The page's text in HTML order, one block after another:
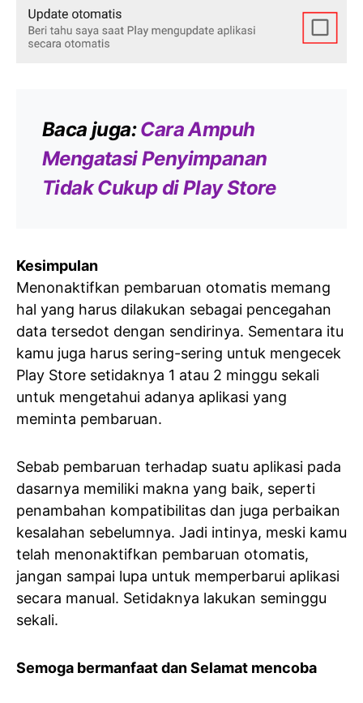
Baca juga:Cara Ampuh
Mengatasi Penyimpanan
Tidak Cukup di Play Store
Kesimpulan
Menonaktifkan pembaruan otomatis memang
hal yang harus dilakukan sebagai pencegahan
data tersedot dengan sendirinya. Sementara itu
kamu juga harus sering-sering untuk mengecek
Play Store setidaknya 1 atau 2 minggu sekali
untuk mengetahui adanya aplikasi yang
meminta pembaruan.
Sebab pembaruan terhadap suatu aplikasi pada
dasarnya memiliki makna yang baik, seperti
penambahan kompatibilitas dan juga perbaikan
kesalahan sebelumnya. Jadi intinya, meski kamu
telah menonaktifkan pembaruan otomatis,
jangan sampai lupa untuk memperbarui aplikasi
secara manual. Setidaknya lakukan seminggu
sekali.
Semoga bermanfaat dan Selamat mencoba